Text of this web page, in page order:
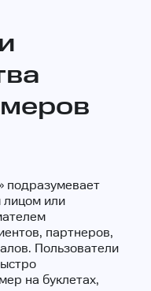
подразумевает
лицом или
партнеров,
Пользователи
на буклетах,